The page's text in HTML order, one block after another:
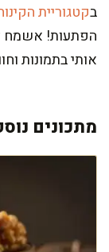
בקטגוריית
הפתעות! אשמח
אותי בתמונות
מתכונים